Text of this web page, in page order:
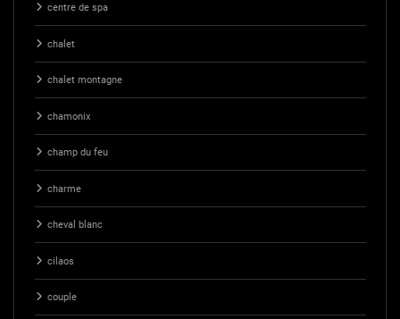
centre de spa
chalet
chalet montagne
chamonix
champ du feu
charme
cheval blanc
cilaos
couple